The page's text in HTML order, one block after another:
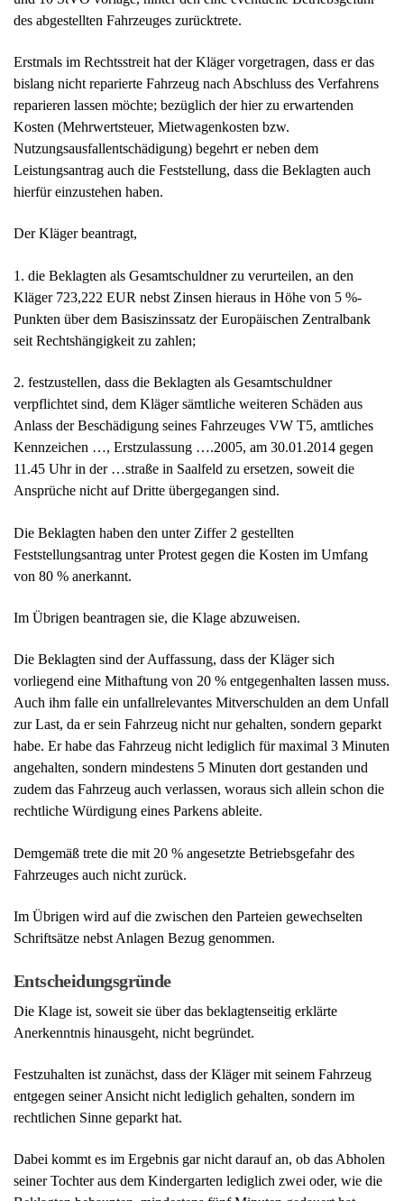
Leistungsantrag auch die Feststellung, dass die Beklagten auch
hierfür einzustehen haben.
Der Kläger beantragt,
1. die Beklagten als Gesamtschuldner zu verurteilen, an den
Kläger 723,222 EUR nebst Zinsen hieraus in Höhe von 5 %-
Punkten über dem Basiszinssatz der Europäischen Zentralbank
seit Rechtshängigkeit zu zahlen;
verpflichtet sind, dem Kläger sämtliche weiteren Schäden aus
Kennzeichen …, Erstzulassung ….2005, am 30.01.2014 gegen
11.45 Uhr in der …straße in Saalfeld zu ersetzen, soweit die
Ansprüche nicht auf Dritte übergegangen sind.
Feststellungsantrag unter Protest gegen die Kosten im Umfang
von 80 % anerkannt.
Im Übrigen beantragen sie, die Klage abzuweisen.
Die Beklagten sind der Auffassung, dass der Kläger sich
Auch ihm falle ein unfallrelevantes Mitverschulden an dem Unfall
zur Last, da er sein Fahrzeug nicht nur gehalten, sondern geparkt
habe. Er habe das Fahrzeug nicht lediglich für maximal 3 Minuten
zudem das Fahrzeug auch verlassen, woraus sich allein schon die
Demgemäß trete die mit 20 % angesetzte Betriebsgefahr des
Fahrzeuges auch nicht zurück.
Im Übrigen wird auf die zwischen den Parteien gewechselten
Schriftsätze nebst Anlagen Bezug genommen.
Entscheidungsgründe
Die Klage ist, soweit sie über das beklagtenseitig erklärte
Anerkenntnis hinausgeht, nicht begründet.
Festzuhalten ist zunächst, dass der Kläger mit seinem Fahrzeug
entgegen seiner Ansicht nicht lediglich gehalten, sondern im
Dabei kommt es im Ergebnis gar nicht darauf an, ob das Abholen
seiner Tochter aus dem Kindergarten lediglich zwei oder, wie die
Beklagten behaupten, mindestens fünf Minuten gedauert hat.
des Abholens seiner Tochter unzweifelhaft sein Fahrzeug
verlassen hat, woraus gemäß § 12 Abs. 2 StVO zwingend folgt,
dass das Abstellen seines Fahrzeuges unabhängig von der
ist.